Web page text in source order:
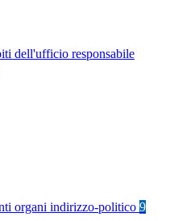
dell'ufficio responsabile
organi indirizzo-politico 9